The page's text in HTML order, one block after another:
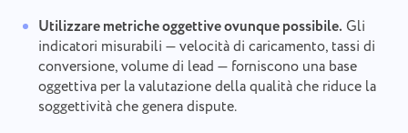
Utilizzare metriche oggettive ovunque possibile. Gli
indicatori misurabili — velocità di caricamento, tassi di
conversione, volume di lead — forniscono una base
oggettiva per la valutazione della qualità che riduce la
soggettività che genera dispute.